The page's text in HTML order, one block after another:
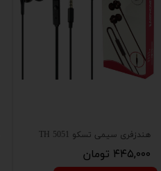
هندزفری سیمی تسکو TH 5051
۴۴۵,۰۰۰ تومان